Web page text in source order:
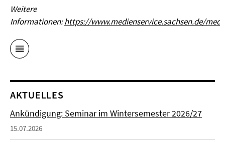
Weitere
Informationen:https://www.medienservice.sachsen.de/
AKTUELLES
Ankündigung: Seminar im Wintersemester 2026/27
15.07.2026